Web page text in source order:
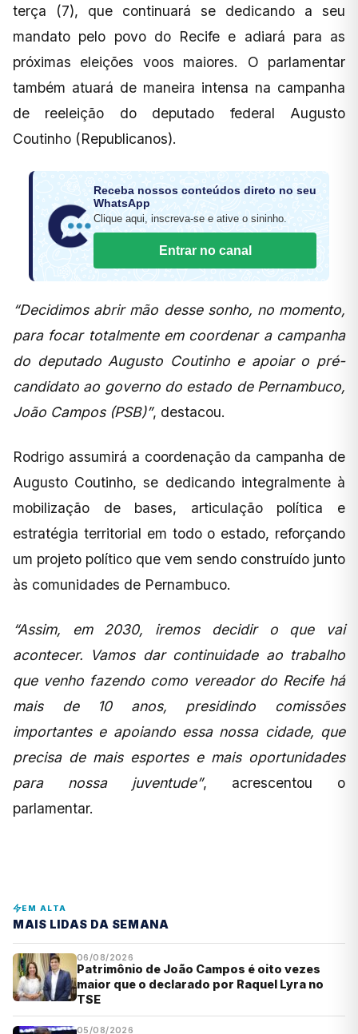
terça (7), que continuará se dedicando a seu
mandato pelo povo do Recife e adiará para as
próximas eleições voos maiores. O parlamentar
também atuará de maneira intensa na campanha
de reeleição do deputado federal Augusto
Coutinho (Republicanos).
Receba nossos conteúdos direto no seu
WhatsApp
Clique aqui, inscreva-se e ative o sininho.
Entrar no canal
“Decidimos abrir mão desse sonho, no momento,
para focar totalmente em coordenar a campanha
do deputado Augusto Coutinho e apoiar o pré-
candidato ao governo do estado de Pernambuco,
João Campos (PSB)”, destacou.
Rodrigo assumirá a coordenação da campanha de
Augusto Coutinho, se dedicando integralmente à
mobilização de bases, articulação política e
estratégia territorial em todo o estado, reforçando
um projeto político que vem sendo construído junto
às comunidades de Pernambuco.
“Assim, em 2030, iremos decidir o que vai
acontecer. Vamos dar continuidade ao trabalho
que venho fazendo como vereador do Recife há
mais de 10 anos, presidindo comissões
importantes e apoiando essa nossa cidade, que
precisa de mais esportes e mais oportunidades
para nossa juventude”, acrescentou o
parlamentar.
EM ALTA
MAIS LIDAS DA SEMANA
06/08/2026
Patrimônio de João Campos é oito vezes
maior que o declarado por Raquel Lyra no
TSE
05/08/2026